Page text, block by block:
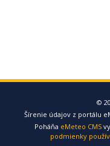
©
Šírenie údajov z portálu
Poháňa eMeteo CMS
podmienky